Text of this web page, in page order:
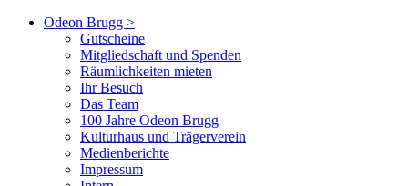
Odeon Brugg >
Gutscheine
Mitgliedschaft und Spenden
Räumlichkeiten mieten
Ihr Besuch
Das Team
100 Jahre Odeon Brugg
Kulturhaus und Trägerverein
Medienberichte
Impressum